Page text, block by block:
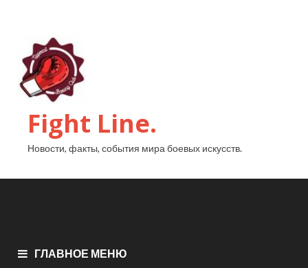
Fight Line.
Новости, факты, события мира боевых искусств.
ГЛАВНОЕ МЕНЮ